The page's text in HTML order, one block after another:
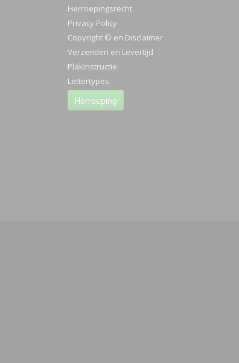
Herroepingsrecht
Privacy Policy
Copyright © en Disclaimer
Verzenden en Levertijd
Plakinstructie
Lettertypes
Herroeping